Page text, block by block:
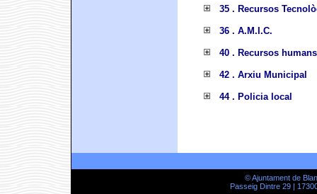
35 . Recursos
36 . A.M.I.C.
40 . Recursos humans
42 . Arxiu Municipal
44 . Policia local
© Ajuntament de
Passeig Dintre 29 |